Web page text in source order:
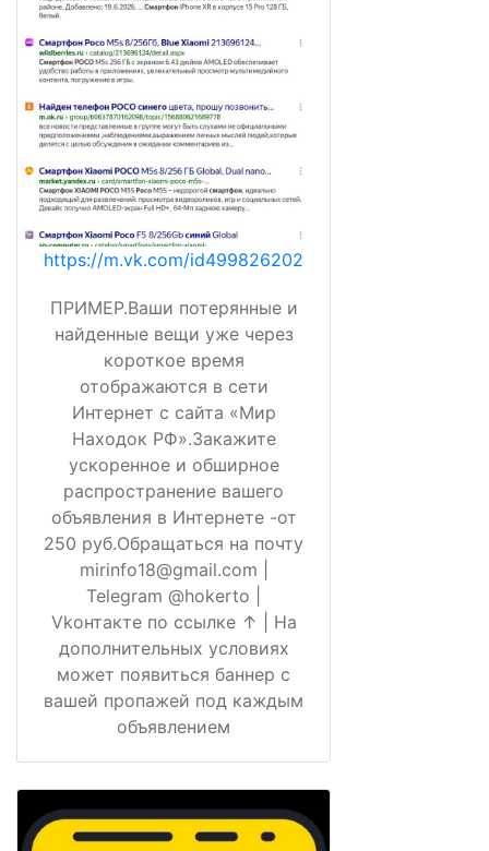
https://m.vk.com/id499826202
ПРИМЕР.Ваши потерянные и
найденные вещи уже через
короткое время
отображаются в сети
Интернет с сайта «Мир
Находок РФ».Закажите
ускоренное и обширное
распространение вашего
объявления в Интернете -от
250 руб.Обращаться на почту
mirinfo18@gmail.com |
Telegram @hokerto |
Vkонтакте по ссылке ↑ | На
дополнительных условиях
может появиться баннер с
вашей пропажей под каждым
объявлением